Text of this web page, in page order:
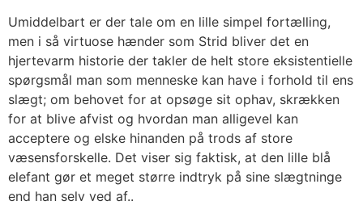
Umiddelbart er der tale om en lille simpel fortælling,
men i så virtuose hænder som Strid bliver det en
hjertevarm historie der takler de helt store eksistentielle
spørgsmål man som menneske kan have i forhold til ens
slægt; om behovet for at opsøge sit ophav, skrækken
for at blive afvist og hvordan man alligevel kan
acceptere og elske hinanden på trods af store
væsensforskelle. Det viser sig faktisk, at den lille blå
elefant gør et meget større indtryk på sine slægtninge
end han selv ved af..